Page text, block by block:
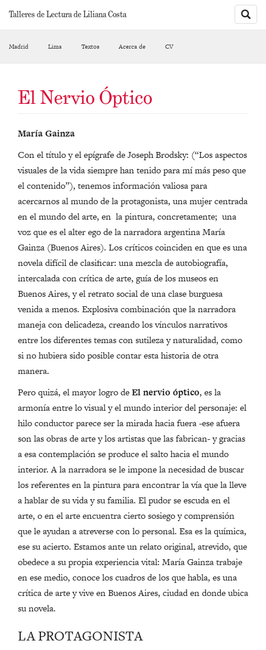
Toggle
sarch
Talleres de Lectura de Liliana Costa
Madrid Lima Textos Acerca de CV
El Nervio Óptico
María Gainza
Con el título y el epígrafe de Joseph Brodsky: (“Los aspectos
visuales de la vida siempre han tenido para mí más peso que
el contenido”), tenemos información valiosa para
acercarnos al mundo de la protagonista, una mujer centrada
en el mundo del arte, en la pintura, concretamente; una
voz que es el alter ego de la narradora argentina María
Gainza (Buenos Aires). Los críticos coinciden en que es una
novela difícil de clasificar: una mezcla de autobiografía,
intercalada con crítica de arte, guía de los museos en
Buenos Aires, y el retrato social de una clase burguesa
venida a menos. Explosiva combinación que la narradora
maneja con delicadeza, creando los vínculos narrativos
entre los diferentes temas con sutileza y naturalidad, como
si no hubiera sido posible contar esta historia de otra
manera.
Pero quizá, el mayor logro deEl nervio óptico, es la
armonía entre lo visual y el mundo interior del personaje: el
hilo conductor parece ser la mirada hacia fuera -ese afuera
son las obras de arte y los artistas que las fabrican- y gracias
a esa contemplación se produce el salto hacia el mundo
interior. A la narradora se le impone la necesidad de buscar
los referentes en la pintura para encontrar la vía que la lleve
a hablar de su vida y su familia. El pudor se escuda en el
arte, o en el arte encuentra cierto sosiego y comprensión
que le ayudan a atreverse con lo personal. Esa es la química,
ese su acierto. Estamos ante un relato original, atrevido, que
obedece a su propia experiencia vital: María Gainza trabaje
en ese medio, conoce los cuadros de los que habla, es una
crítica de arte y vive en Buenos Aires, ciudad en donde ubica
su novela.
LA PROTAGONISTA